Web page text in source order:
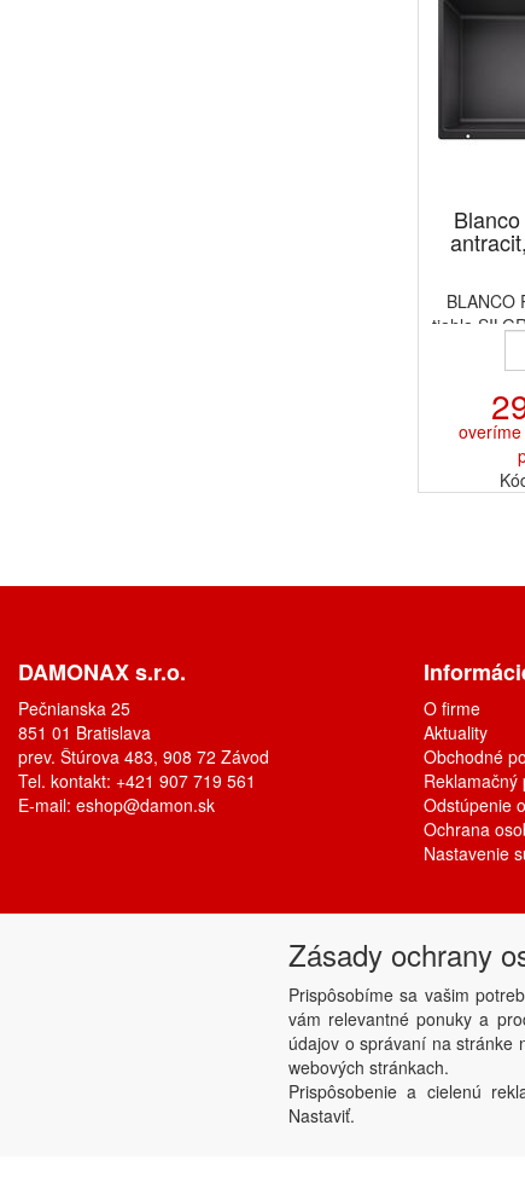
BLANCO
tiahla
DAMONAX s.r.o.
Pečnianska 25
851 01 Bratislava
prev. Štúrova 483, 908 72 Závod
Tel. kontakt: +421 907 719 561
E-mail: eshop@damon.sk
O firme
Aktuality
Obchodné
Reklamačný
Odstúpenie
Ochrana
Nastavenie
Zásady ochrany
Prispôsobíme sa vašim
vám relevantné ponuky a
údajov o správaní na stránke
webových stránkach.
Prispôsobenie a cielenú
Nastaviť.